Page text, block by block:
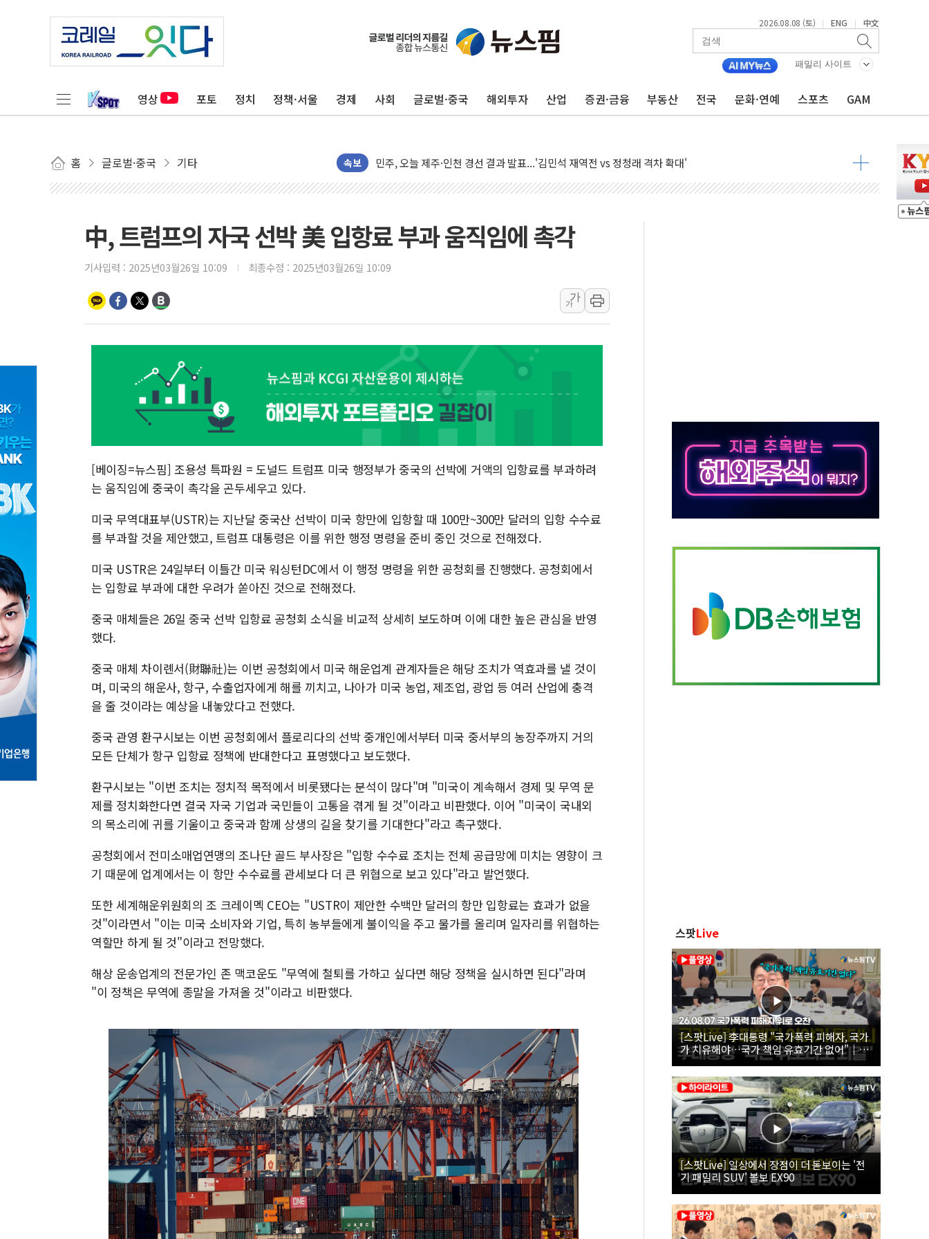
2026.08.08 (토) | ENG | 中文
패밀리 사이트
영상 포토 정치 정책·서울 경제 사회 글로벌·중국 해외투자 산업 증권·금융 부동산 전국 문화·연예 스포츠 GAM
홈 글로벌·중국 기타 속보
충북 주말 무더위 지속…청주·진천 35도, 곳곳 소나기
10월 보완수사권 폐지·공소청 출범…피해자들 '범죄 사각지대' 우려
한상협, 업계 개인정보 보안 새판 짠다…'자율규제단체' 타진
뉴욕증시, 고용 쇼크에 금리 인상 우려 후퇴…S&P500 최고치
유럽증시, 美 고용 예상 밖 부진에 연준 금리 인상 가능성 낮아지며 상승… STOXX 600 지수는 나흘 연속 최고치
미 연준 매파 기세 꺾이나…고용 감소에 9월 동결 전망 우세
[종합] 이슬람 수니파 3국, '공동방위협정' 체결… 이스라엘·이란 위협에 맞설 자체 억지력 강화
트럼프, 백신·자폐증 행정명령 검토…"이르면 다음 주"
美 항소법원, 백악관 무도회장 공사 중단 명령…트럼프 제동
이란 핵심 원유 수출항 '하르그섬', 최근 1주일 이상 '올스톱'… 美 해상봉쇄 영향
美 고용 쇼크에 엔화 장중 급등…시장은 "또 개입했나" 촉각
[AI MY 뉴스] 뉴욕 반도체주 프리뷰...美 고용 쇼크에 반도체주 '활짝'
뉴욕증시 프리뷰, 美 고용 쇼크에 금리 인상 우려 후퇴…나스닥 선물 1%대 상승
[종합] 美 7월 고용 2만3000명 감소 '쇼크'…9월 금리 인상 기대 후퇴
[사진] 이슬람 수니파 3개국, 공동방위협정 체결
뉴욕증시 개장 전 특징주...아틀라시안·클라우드플레어·태양광주↑ VS 트레이드데스크·웬디스↓
보훈부, 미 DPAA와 MOU… "6·25 미군 실종자 7359명 끝까지 찾겠다"
中, 트럼프의 자국 선박 美 입항료 부과 움직임에 촉각
기사입력 : 2025년03월26일 10:09 최종수정 : 2025년03월26일 10:09
가
가
[베이징=뉴스핌] 조용성 특파원 = 도널드 트럼프 미국 행정부가 중국의 선박에 거액의 입항료를 부과하려
는 움직임에 중국이 촉각을 곤두세우고 있다.
미국 무역대표부(USTR)는 지난달 중국산 선박이 미국 항만에 입항할 때 100만~300만 달러의 입항 수수료
를 부과할 것을 제안했고, 트럼프 대통령은 이를 위한 행정 명령을 준비 중인 것으로 전해졌다.
미국 USTR은 24일부터 이틀간 미국 워싱턴DC에서 이 행정 명령을 위한 공청회를 진행했다. 공청회에서
는 입항료 부과에 대한 우려가 쏟아진 것으로 전해졌다.
중국 매체들은 26일 중국 선박 입항료 공청회 소식을 비교적 상세히 보도하며 이에 대한 높은 관심을 반영
했다.
중국 매체 차이롄서(財聯社)는 이번 공청회에서 미국 해운업계 관계자들은 해당 조치가 역효과를 낼 것이
며, 미국의 해운사, 항구, 수출업자에게 해를 끼치고, 나아가 미국 농업, 제조업, 광업 등 여러 산업에 충격
을 줄 것이라는 예상을 내놓았다고 전했다.
중국 관영 환구시보는 이번 공청회에서 플로리다의 선박 중개인에서부터 미국 중서부의 농장주까지 거의
모든 단체가 항구 입항료 정책에 반대한다고 표명했다고 보도했다.
환구시보는 "이번 조치는 정치적 목적에서 비롯됐다는 분석이 많다"며 "미국이 계속해서 경제 및 무역 문
제를 정치화한다면 결국 자국 기업과 국민들이 고통을 겪게 될 것"이라고 비판했다. 이어 "미국이 국내외
의 목소리에 귀를 기울이고 중국과 함께 상생의 길을 찾기를 기대한다"라고 촉구했다.
공청회에서 전미소매업연맹의 조나단 골드 부사장은 "입항 수수료 조치는 전체 공급망에 미치는 영향이 크
기 때문에 업계에서는 이 항만 수수료를 관세보다 더 큰 위협으로 보고 있다"라고 발언했다.
또한 세계해운위원회의 조 크레이멕 CEO는 "USTR이 제안한 수백만 달러의 항만 입항료는 효과가 없을
것"이라면서 "이는 미국 소비자와 기업, 특히 농부들에게 불이익을 주고 물가를 올리며 일자리를 위협하는
역할만 하게 될 것"이라고 전망했다.
해상 운송업계의 전문가인 존 맥코운도 "무역에 철퇴를 가하고 싶다면 해당 정책을 실시하면 된다"라며
"이 정책은 무역에 종말을 가져올 것"이라고 비판했다.
스팟Live
[스팟Live] 李대통령 "국가폭력 피해자, 국가
가 치유해야…국가 책임 유효기간 없어"｜
26.08.07 국가폭력 피해자 위로 오찬
[스팟Live] 일상에서 장점이 더 돋보이는 '전
기 패밀리 SUV' 볼보 EX90